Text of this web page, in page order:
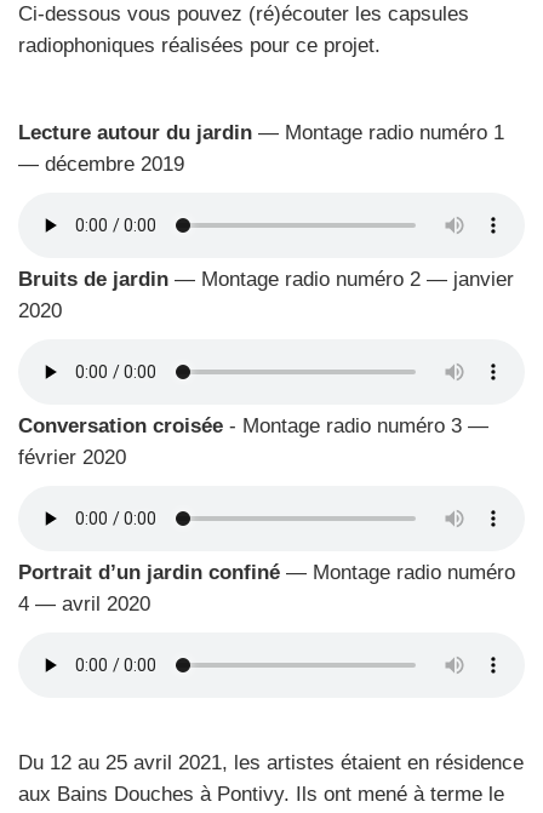
Ci-des­sous vous pou­vez (ré)écouter les cap­sules
radio­pho­niques réa­li­sées pour ce pro­jet.
Lec­ture autour du jar­din — Mon­tage radio numé­ro 1
— décembre 2019
Bruits de jar­din — Mon­tage radio numé­ro 2 — jan­vier
2020
Conver­sa­tion croi­sée - Mon­tage radio numé­ro 3 —
février 2020
Por­trait d’un jar­din confi­né — Mon­tage radio numé­ro
4 — avril 2020
Du 12 au 25 avril 2021, les artistes étaient en rési­dence
aux Bains Douches à Pon­ti­vy. Ils ont mené à terme le